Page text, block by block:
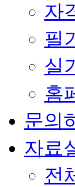
자
필
실
홈
문의
자료
전